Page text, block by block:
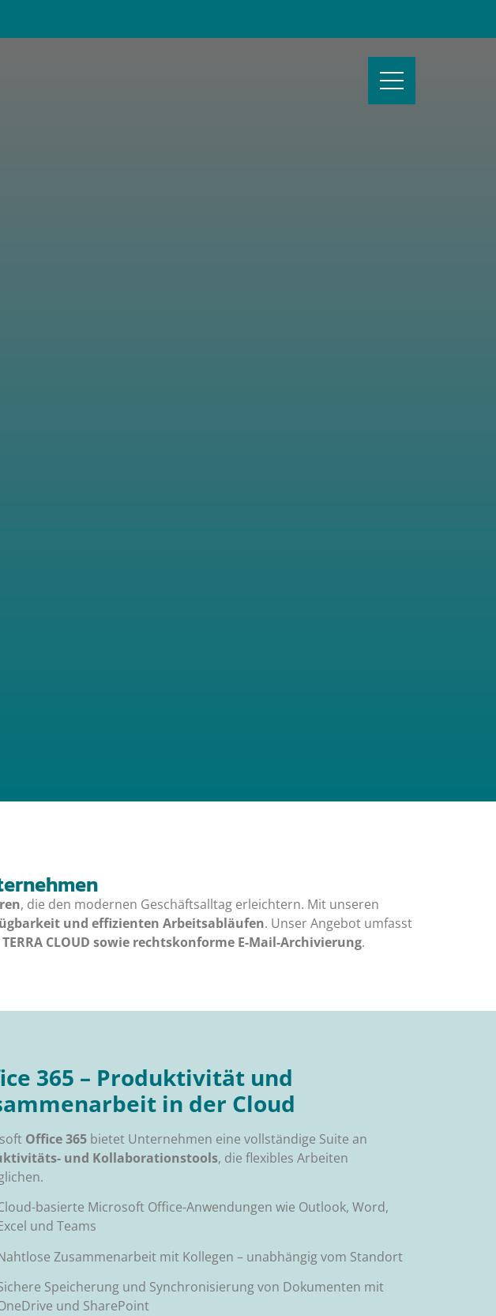
, die den modernen Geschäftsalltag erleichtern. Mit unseren
und effizienten Arbeitsabläufen. Unser Angebot umfasst
CLOUD sowie rechtskonforme E-Mail-Archivierung.
365 – Produktivität und
in der Cloud
Office 365 bietet Unternehmen eine vollständige Suite an
und Kollaborationstools, die flexibles Arbeiten
basierte Microsoft Office-Anwendungen wie Outlook, Word,
und Teams
Zusammenarbeit mit Kollegen – unabhängig vom Standort
Speicherung und Synchronisierung von Dokumenten mit
und SharePoint